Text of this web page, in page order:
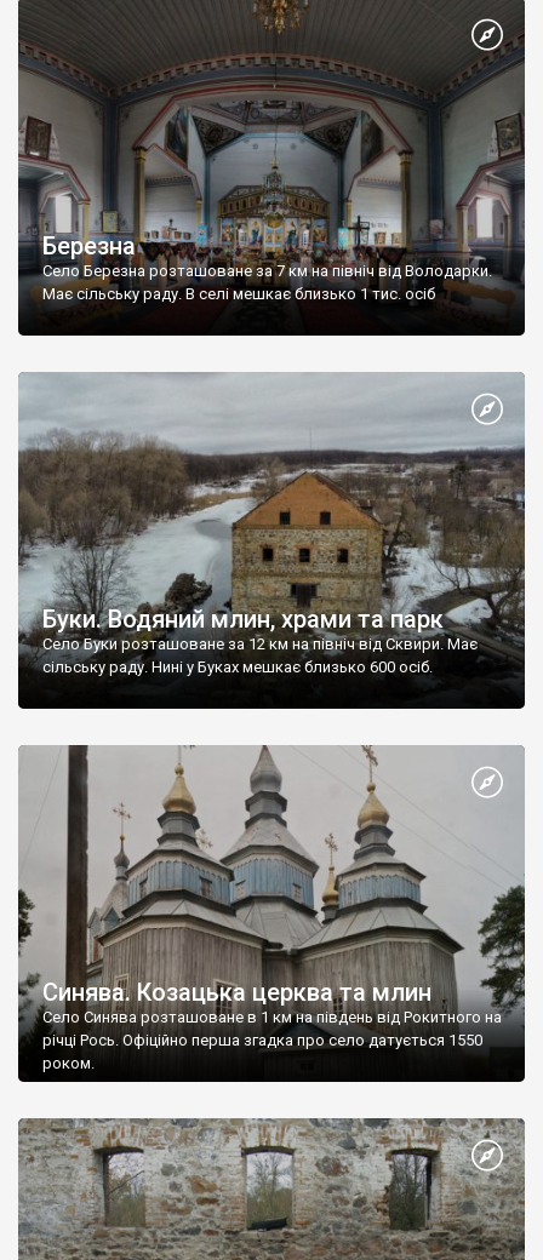
Березна
Село Березна розташоване за 7 км на північ від Володарки.
Має сільську раду. В селі мешкає близько 1 тис. осіб
Буки. Водяний млин, храми та парк
Село Буки розташоване за 12 км на північ від Сквири. Має
сільську раду. Нині у Буках мешкає близько 600 осіб.
Синява. Козацька церква та млин
Село Синява розташоване в 1 км на південь від Рокитного на
річці Рось. Офіційно перша згадка про село датується 1550
роком.